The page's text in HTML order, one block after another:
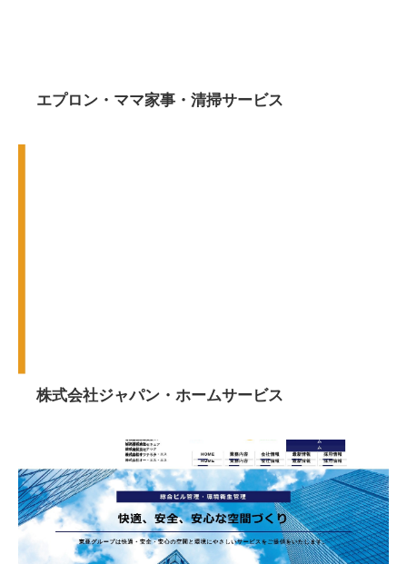
エプロン・ママ家事・清掃サービス
株式会社ジャパン・ホームサービス